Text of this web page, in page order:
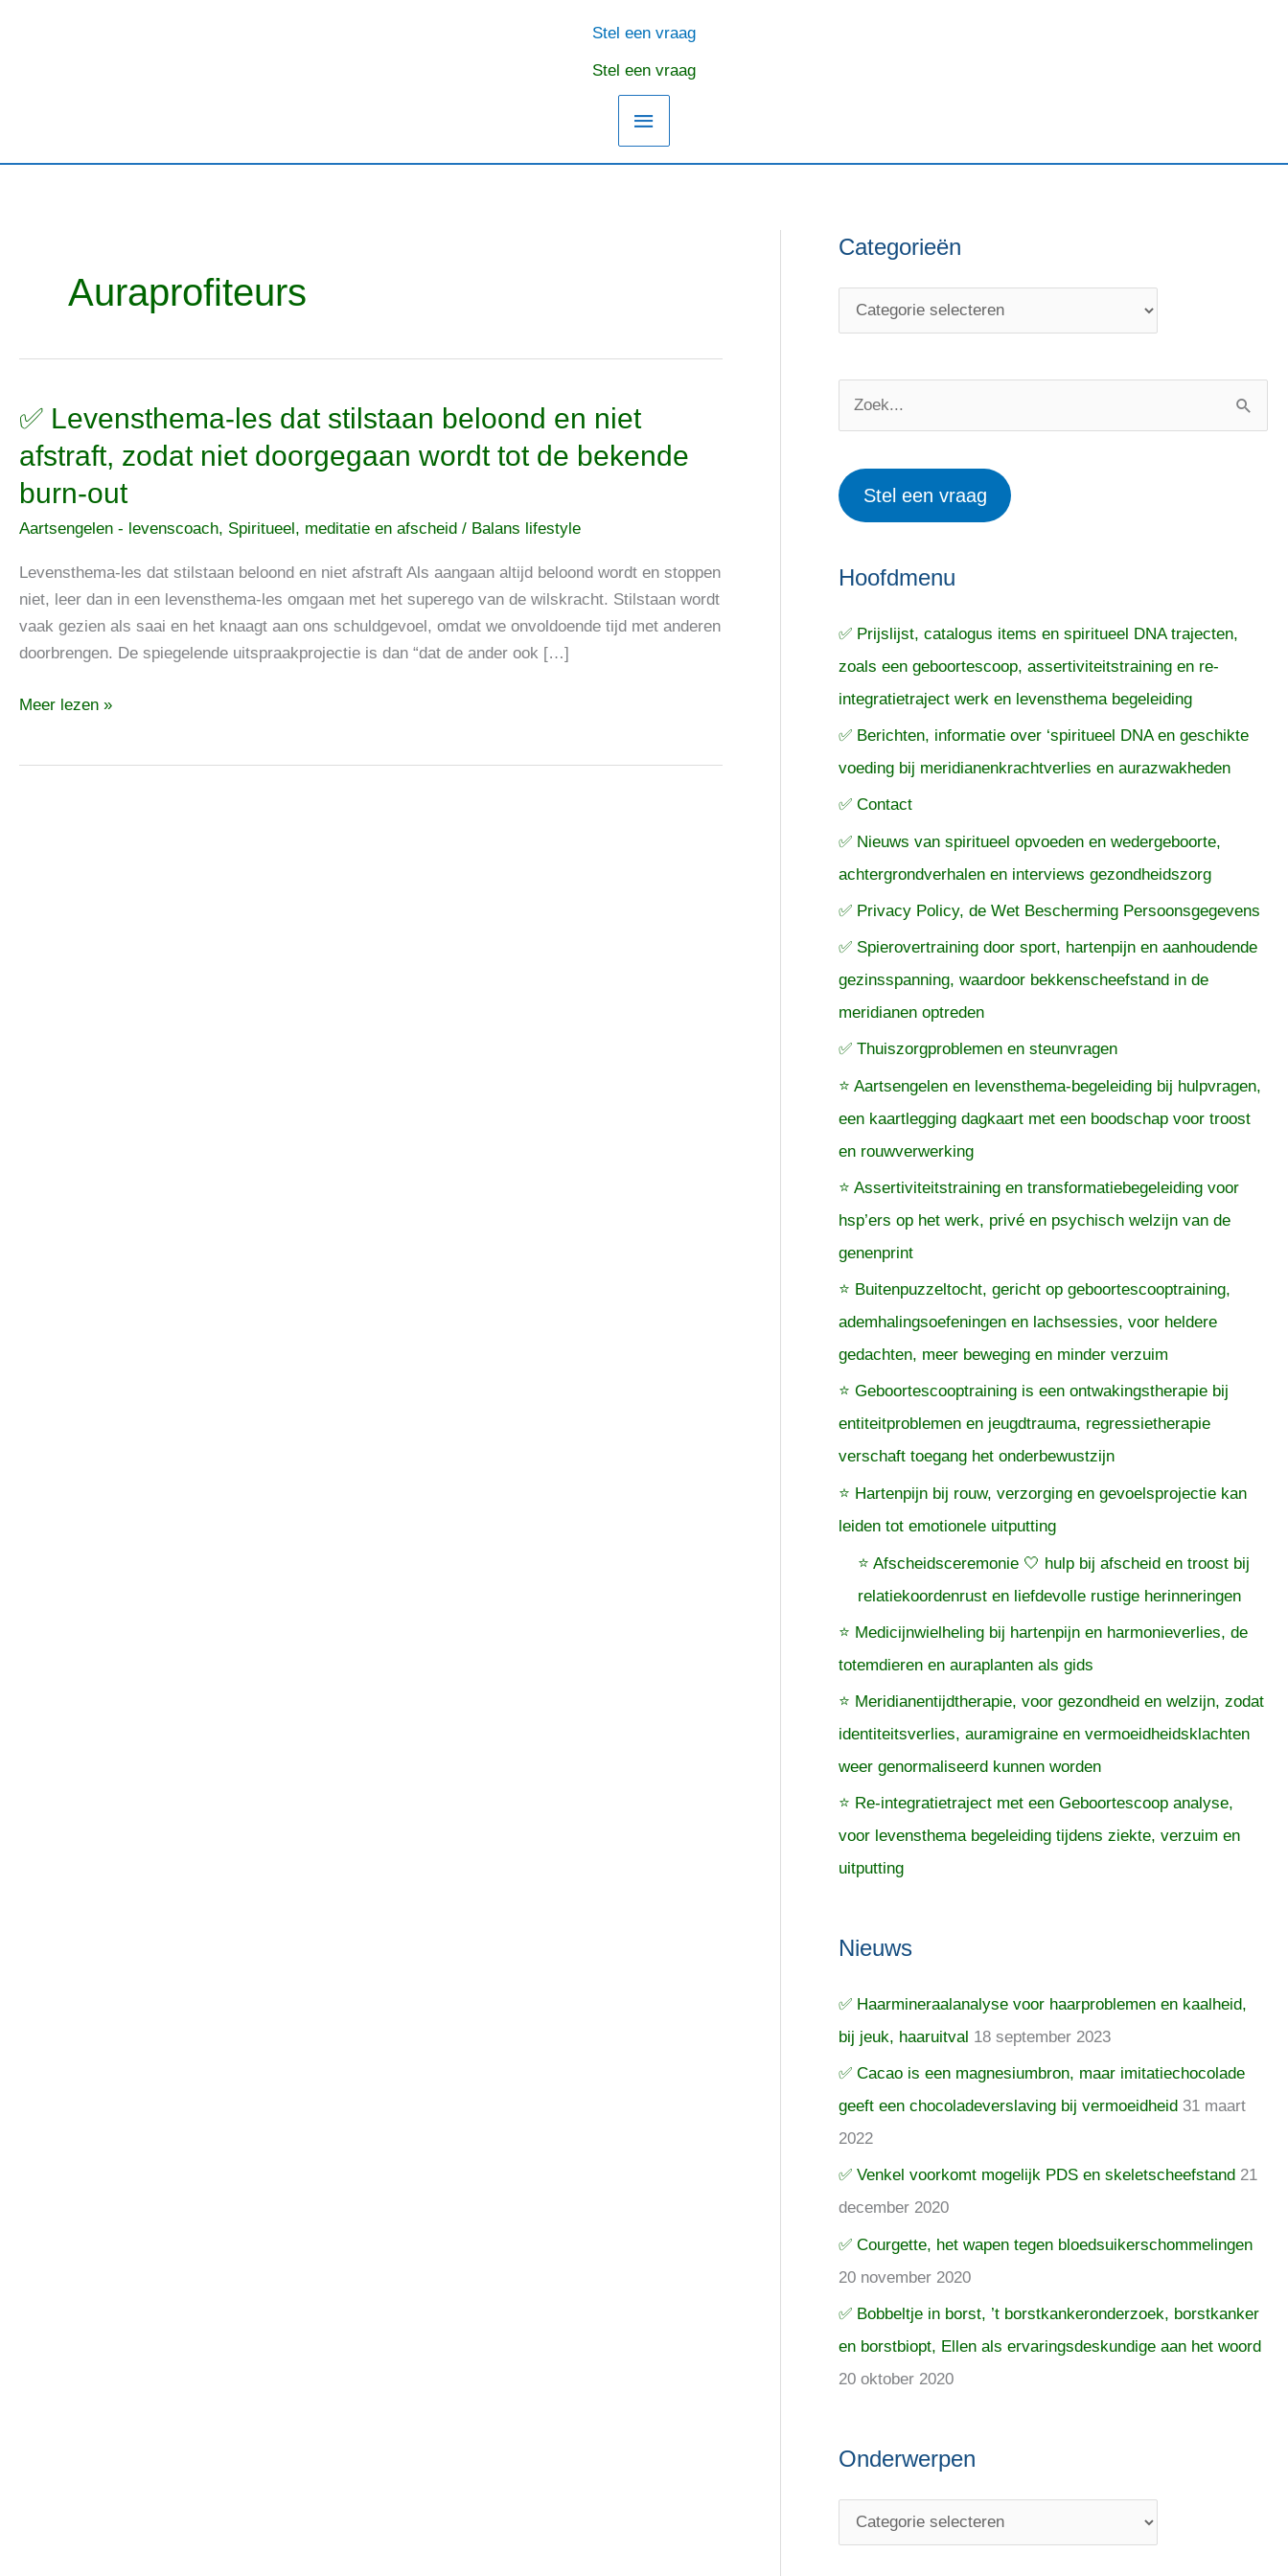
Hoofdmenu
Stel een vraag
Stel een vraag
Auraprofiteurs
✅ Levensthema-les dat stilstaan beloond en niet
afstraft, zodat niet doorgegaan wordt tot de bekende
burn-out
Aartsengelen - levenscoach, Spiritueel, meditatie en afscheid / Balans lifestyle
Levensthema-les dat stilstaan beloond en niet afstraft Als aangaan altijd beloond wordt en stoppen
niet, leer dan in een levensthema-les omgaan met het superego van de wilskracht. Stilstaan wordt
vaak gezien als saai en het knaagt aan ons schuldgevoel, omdat we onvoldoende tijd met anderen
doorbrengen. De spiegelende uitspraakprojectie is dan “dat de ander ook […]
✅
les
dat
stilstaan
en
niet
afstraft,
zodat
doorgegaan
tot
Meer lezen »
Categorieën
C
e
n
e
k
a
r
:
Stel een vraag
Hoofdmenu
✅ Prijslijst, catalogus items en spiritueel DNA trajecten,
zoals een geboortescoop, assertiviteitstraining en re-
integratietraject werk en levensthema begeleiding
✅ Berichten, informatie over ‘spiritueel DNA en geschikte
voeding bij meridianenkrachtverlies en aurazwakheden
✅ Contact
✅ Nieuws van spiritueel opvoeden en wedergeboorte,
achtergrondverhalen en interviews gezondheidszorg
✅ Privacy Policy, de Wet Bescherming Persoonsgegevens
✅ Spierovertraining door sport, hartenpijn en aanhoudende
gezinsspanning, waardoor bekkenscheefstand in de
meridianen optreden
✅ Thuiszorgproblemen en steunvragen
⭐ Aartsengelen en levensthema-begeleiding bij hulpvragen,
een kaartlegging dagkaart met een boodschap voor troost
en rouwverwerking
⭐ Assertiviteitstraining en transformatiebegeleiding voor
hsp’ers op het werk, privé en psychisch welzijn van de
genenprint
⭐ Buitenpuzzeltocht, gericht op geboortescooptraining,
ademhalingsoefeningen en lachsessies, voor heldere
gedachten, meer beweging en minder verzuim
⭐ Geboortescooptraining is een ontwakingstherapie bij
entiteitproblemen en jeugdtrauma, regressietherapie
verschaft toegang het onderbewustzijn
⭐ Hartenpijn bij rouw, verzorging en gevoelsprojectie kan
leiden tot emotionele uitputting
⭐ Afscheidsceremonie 🤍 hulp bij afscheid en troost bij
relatiekoordenrust en liefdevolle rustige herinneringen
⭐ Medicijnwielheling bij hartenpijn en harmonieverlies, de
totemdieren en auraplanten als gids
⭐ Meridianentijdtherapie, voor gezondheid en welzijn, zodat
identiteitsverlies, auramigraine en vermoeidheidsklachten
weer genormaliseerd kunnen worden
⭐ Re-integratietraject met een Geboortescoop analyse,
voor levensthema begeleiding tijdens ziekte, verzuim en
uitputting
Nieuws
✅ Haarmineraalanalyse voor haarproblemen en kaalheid,
bij jeuk, haaruitval 18 september 2023
✅ Cacao is een magnesiumbron, maar imitatiechocolade
geeft een chocoladeverslaving bij vermoeidheid 31 maart
2022
✅ Venkel voorkomt mogelijk PDS en skeletscheefstand 21
december 2020
✅ Courgette, het wapen tegen bloedsuikerschommelingen
20 november 2020
✅ Bobbeltje in borst, ’t borstkankeronderzoek, borstkanker
en borstbiopt, Ellen als ervaringsdeskundige aan het woord
20 oktober 2020
Onderwerpen
O
p
n